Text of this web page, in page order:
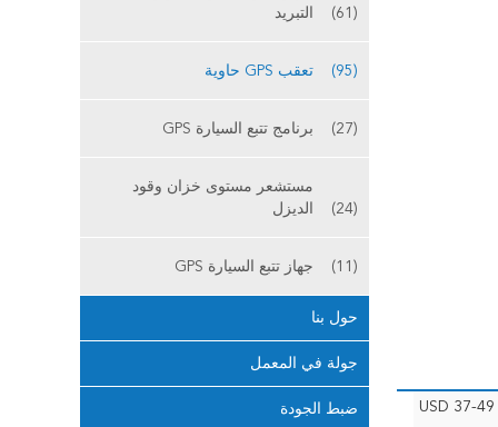
التبريد
(61)
تعقب GPS حاوية (95)
برنامج تتبع السيارة GPS (27)
مستشعر مستوى خزان وقود
الديزل
(24)
جهاز تتبع السيارة GPS (11)
حول بنا
جولة في المعمل
ضبط الجودة USD 37-